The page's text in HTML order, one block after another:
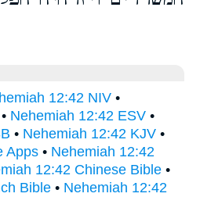
12:42 NIV •
• Nehemiah 12:42 ESV •
• Nehemiah 12:42 KJV •
Apps • Nehemiah 12:42
12:42 Chinese Bible •
Bible • Nehemiah 12:42